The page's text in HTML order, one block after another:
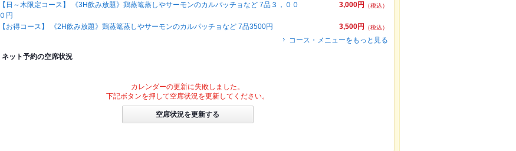
3,000円
（税込）
【日～木限定コース】 《3H飲み放題》鶏蒸篭蒸しやサーモンのカルパッチョなど 7品３，００
０円
3,500円
（税込）
【お得コース】 《2H飲み放題》鶏蒸篭蒸しやサーモンのカルパッチョなど 7品3500円
コース・メニューをもっと見る
ネット予約の空席状況
カレンダーの更新に失敗しました。
下記ボタンを押して空席状況を更新してください。
空席状況を更新する